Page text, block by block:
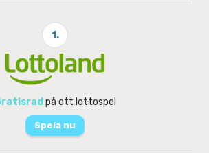
1.
på ett lottospel
Spela nu